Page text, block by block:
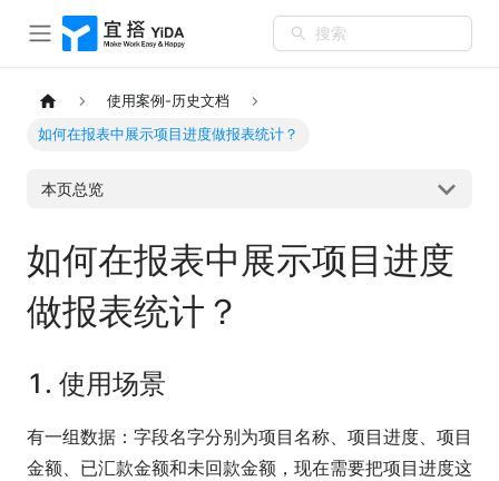
搜索
使用案例-历史文档
如何在报表中展示项目进度做报表统计？
本页总览
如何在报表中展示项目进度
做报表统计？
1. 使用场景
有一组数据：字段名字分别为项目名称、项目进度、项目
金额、已汇款金额和未回款金额，现在需要把项目进度这